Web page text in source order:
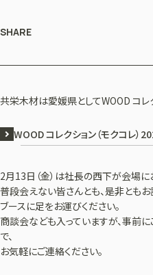
SHARE
共栄木材は愛媛県としてWOOD コレ
WOOD コレクション（モクコレ）
2月13日（金）は社長の西下が会場に
普段会えない皆さんとも、是非ともお
ブースに足をお運びください。
商談会なども入っていますが、事前
で、
お気軽にご連絡ください。